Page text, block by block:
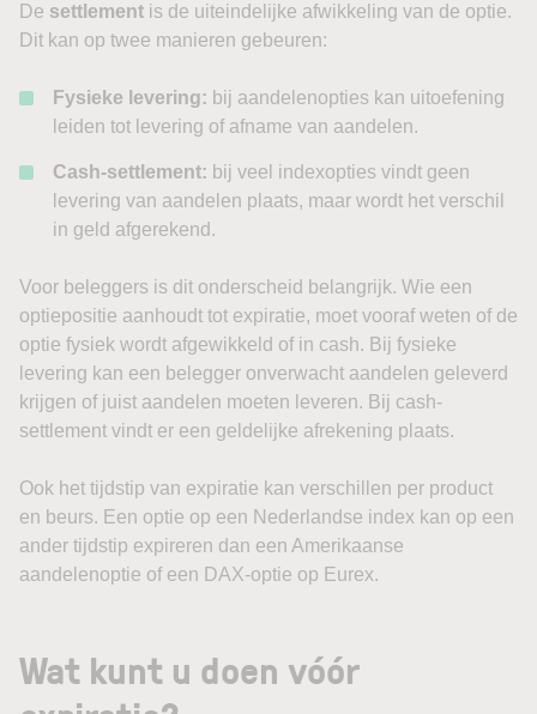
De settlement is de uiteindelijke afwikkeling van de optie.
Dit kan op twee manieren gebeuren:
Fysieke levering: bij aandelenopties kan uitoefening
leiden tot levering of afname van aandelen.
Cash-settlement: bij veel indexopties vindt geen
levering van aandelen plaats, maar wordt het verschil
in geld afgerekend.
Voor beleggers is dit onderscheid belangrijk. Wie een
optiepositie aanhoudt tot expiratie, moet vooraf weten of de
optie fysiek wordt afgewikkeld of in cash. Bij fysieke
levering kan een belegger onverwacht aandelen geleverd
krijgen of juist aandelen moeten leveren. Bij cash-
settlement vindt er een geldelijke afrekening plaats.
Ook het tijdstip van expiratie kan verschillen per product
en beurs. Een optie op een Nederlandse index kan op een
ander tijdstip expireren dan een Amerikaanse
aandelenoptie of een DAX-optie op Eurex.
Wat kunt u doen vóór